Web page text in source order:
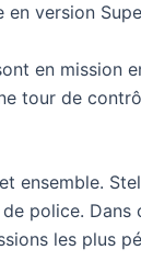
version
en mission
tour de
ensemble.
police.
les plus